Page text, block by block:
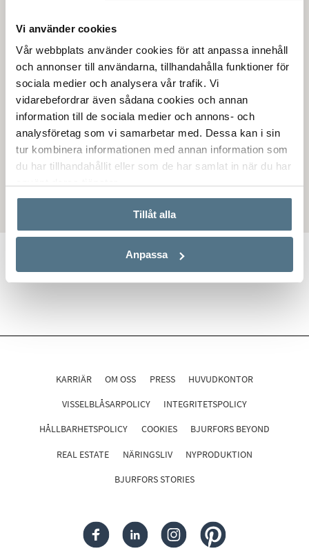
Vi använder cookies
Vår webbplats använder cookies för att anpassa innehåll
och annonser till användarna, tillhandahålla funktioner för
sociala medier och analysera vår trafik. Vi
vidarebefordrar även sådana cookies och annan
information till de sociala medier och annons- och
analysföretag som vi samarbetar med. Dessa kan i sin
tur kombinera informationen med annan information som
du har tillhandahållit eller som de har samlat in när du har
Tillåt alla
Anpassa
Västra Ämtervik
Var vill du bo?
Värmlands län Sunne Västra Ämtervik
KARRIÄR OM OSS PRESS HUVUDKONTOR
VISSELBLÅSARPOLICY INTEGRITETSPOLICY
HÅLLBARHETSPOLICY COOKIES BJURFORS BEYOND
REAL ESTATE NÄRINGSLIV NYPRODUKTION
BJURFORS STORIES